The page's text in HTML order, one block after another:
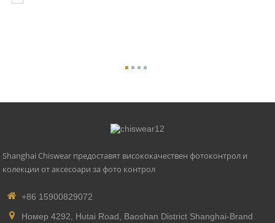
Shanghai Chiswear предоставят висококачествен фотоконтрол и
колекции от аксесоари за фото контрол
+86 15900829072
Номер 4292, Hutai Road, Baoshan District Shanghai-Brand